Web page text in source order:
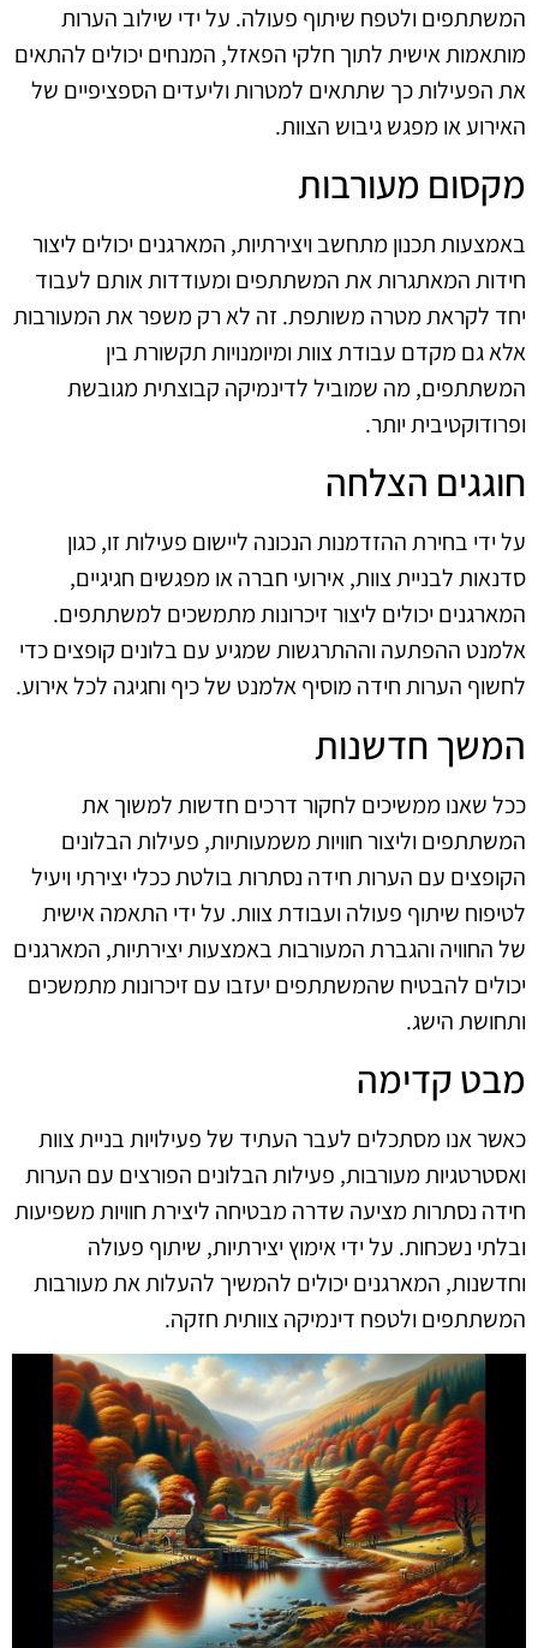
המשתתפים ולטפח שיתוף פעולה. על ידי שילוב הערות
מותאמות אישית לתוך חלקי הפאזל, המנחים יכולים להתאים
את הפעילות כך שתתאים למטרות וליעדים הספציפיים של
האירוע או מפגש גיבוש הצוות.
מקסום מעורבות
באמצעות תכנון מתחשב ויצירתיות, המארגנים יכולים ליצור
חידות המאתגרות את המשתתפים ומעודדות אותם לעבוד
יחד לקראת מטרה משותפת. זה לא רק משפר את המעורבות
אלא גם מקדם עבודת צוות ומיומנויות תקשורת בין
המשתתפים, מה שמוביל לדינמיקה קבוצתית מגובשת
ופרודוקטיבית יותר.
חוגגים הצלחה
על ידי בחירת ההזדמנות הנכונה ליישום פעילות זו, כגון
סדנאות לבניית צוות, אירועי חברה או מפגשים חגיגיים,
המארגנים יכולים ליצור זיכרונות מתמשכים למשתתפים.
אלמנט ההפתעה וההתרגשות שמגיע עם בלונים קופצים כדי
לחשוף הערות חידה מוסיף אלמנט של כיף וחגיגה לכל אירוע.
המשך חדשנות
ככל שאנו ממשיכים לחקור דרכים חדשות למשוך את
המשתתפים וליצור חוויות משמעותיות, פעילות הבלונים
הקופצים עם הערות חידה נסתרות בולטת ככלי יצירתי ויעיל
לטיפוח שיתוף פעולה ועבודת צוות. על ידי התאמה אישית
של החוויה והגברת המעורבות באמצעות יצירתיות, המארגנים
יכולים להבטיח שהמשתתפים יעזבו עם זיכרונות מתמשכים
ותחושת הישג.
מבט קדימה
כאשר אנו מסתכלים לעבר העתיד של פעילויות בניית צוות
ואסטרטגיות מעורבות, פעילות הבלונים הפורצים עם הערות
חידה נסתרות מציעה שדרה מבטיחה ליצירת חוויות משפיעות
ובלתי נשכחות. על ידי אימוץ יצירתיות, שיתוף פעולה
וחדשנות, המארגנים יכולים להמשיך להעלות את מעורבות
המשתתפים ולטפח דינמיקה צוותית חזקה.